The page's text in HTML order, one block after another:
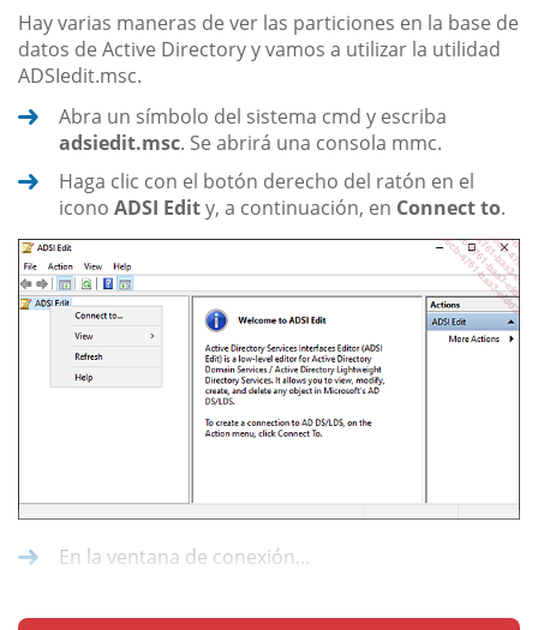
Hay varias maneras de ver las particiones en la base de
datos de Active Directory y vamos a utilizar la utilidad
ADSIedit.msc.
Abra un símbolo del sistema cmd y escriba
adsiedit.msc. Se abrirá una consola mmc.
Haga clic con el botón derecho del ratón en el
icono ADSI Edity, a continuación, en Connect to.
En la ventana de conexión...